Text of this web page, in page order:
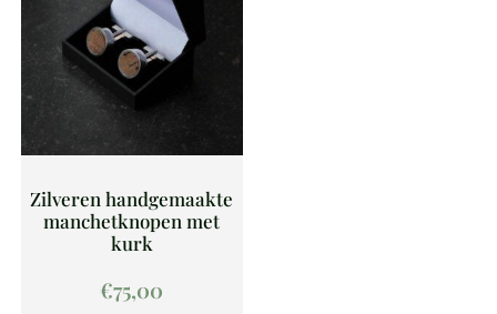
Zilveren handgemaakte
manchetknopen met
kurk
€75,00